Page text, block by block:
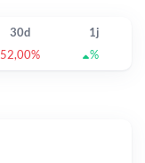
30d
1j
52,00% %